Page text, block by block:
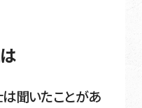
聞いたことがあ